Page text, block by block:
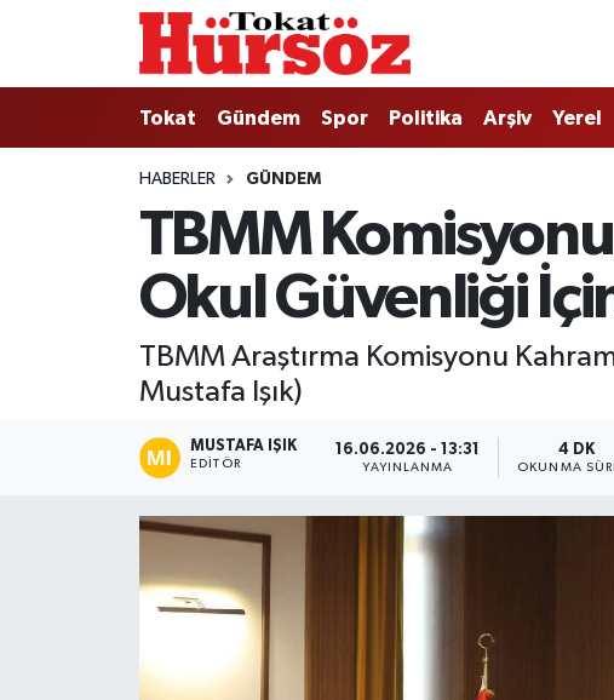
Tokat Gündem Spor Politika Arşiv Yerel
HABERLER GÜNDEM
TBMM Komisyonu
Okul Güvenliği
TBMM Araştırma Komisyonu
Mustafa Işık)
MUSTAFA IŞIK
EDITÖR
16.06.2026 - 13:31
YAYINLANMA
4 DK
OKUNMA
Tokat
Türkiye Gündemi
Gündem
Politika
Tokat Spor
Ekonomi
Nöbetçi Eczaneler
Hava Durumu
Tokat Namaz Vakitleri
Trafik Durumu
Tüm Manşetler
Son Dakika Haberleri
Haber Arşivi